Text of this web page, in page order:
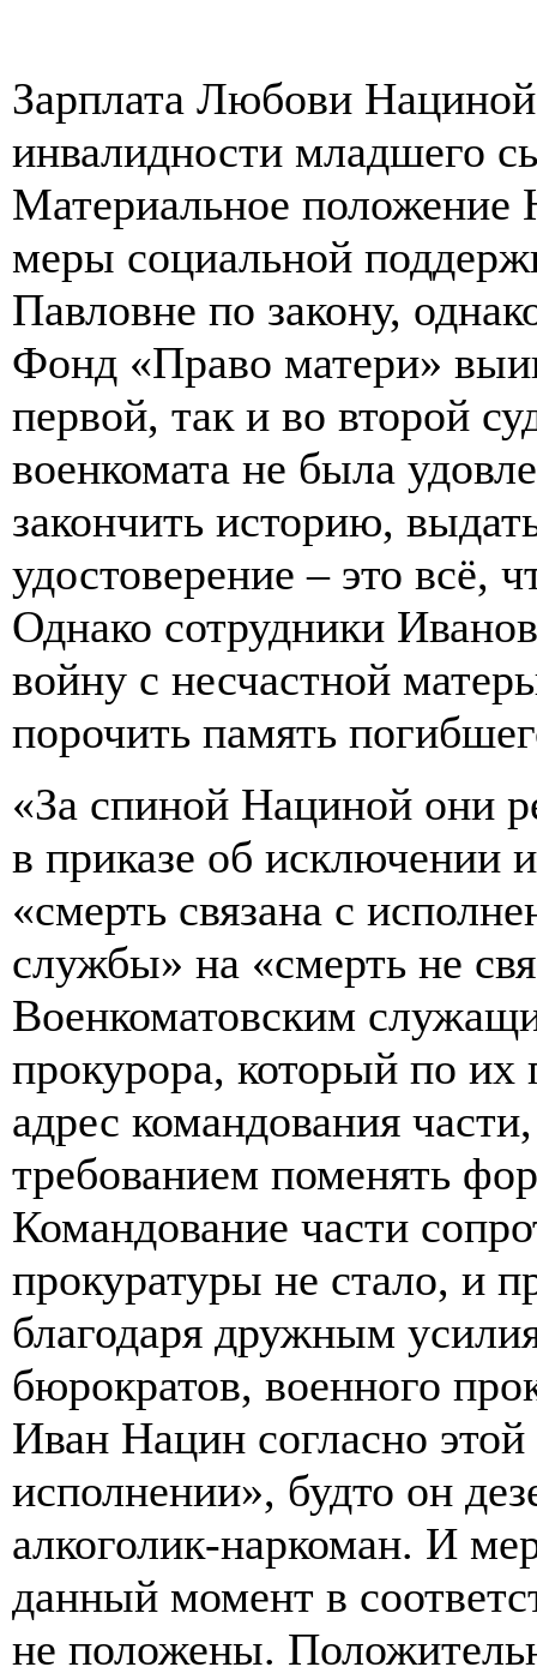
Зарплата Любови
инвалидности младшего
Материальное
меры социальной
Павловне по закону,
Фонд «Право матери»
первой, так и во второй
военкомата не была
закончить историю,
удостоверение – это всё,
Однако сотрудники
войну с несчастной
порочить память
«За спиной Нациной они
в приказе об исключении
«смерть связана с
службы» на «смерть не
Военкоматовским
прокурора, который по их
адрес командования
требованием поменять
Командование части
прокуратуры не стало, и
благодаря дружным
бюрократов, военного
Иван Нацин согласно
исполнении», будто он
алкоголик-наркоман. И
данный момент в
не положены.